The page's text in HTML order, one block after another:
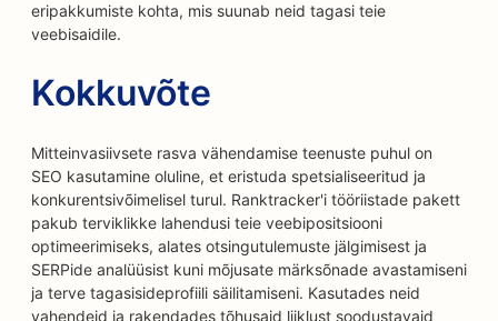
eripakkumiste kohta, mis suunab neid tagasi teie
veebisaidile.
Kokkuvõte
Mitteinvasiivsete rasva vähendamise teenuste puhul on
SEO kasutamine oluline, et eristuda spetsialiseeritud ja
konkurentsivõimelisel turul. Ranktracker'i tööriistade pakett
pakub terviklikke lahendusi teie veebipositsiooni
optimeerimiseks, alates otsingutulemuste jälgimisest ja
SERPide analüüsist kuni mõjusate märksõnade avastamiseni
ja terve tagasisideprofiili säilitamiseni. Kasutades neid
vahendeid ja rakendades tõhusaid liiklust soodustavaid